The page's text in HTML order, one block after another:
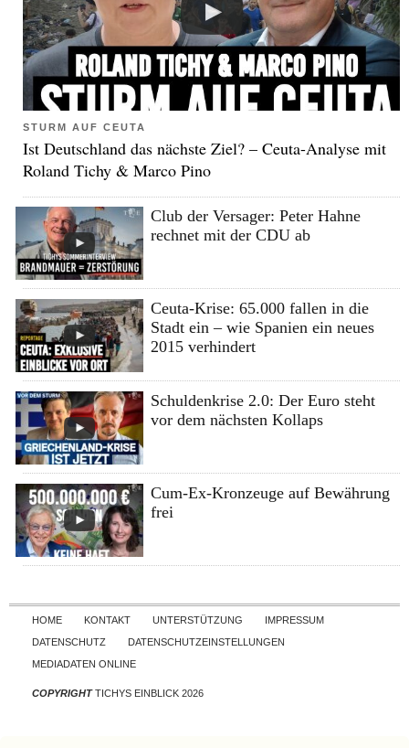
STURM AUF CEUTA
Ist Deutschland das nächste Ziel? – Ceuta-Analyse mit
Roland Tichy & Marco Pino
Club der Versager: Peter Hahne
rechnet mit der CDU ab
Ceuta-Krise: 65.000 fallen in die
Stadt ein – wie Spanien ein neues
2015 verhindert
Schuldenkrise 2.0: Der Euro steht
vor dem nächsten Kollaps
Cum-Ex-Kronzeuge auf Bewährung
frei
Skip to content
HOME KONTAKT UNTERSTÜTZUNG
IMPRESSUM
DATENSCHUTZ
DATENSCHUTZEINSTELLUNGEN
MEDIADATEN ONLINE
COPYRIGHTTICHYS EINBLICK 2026